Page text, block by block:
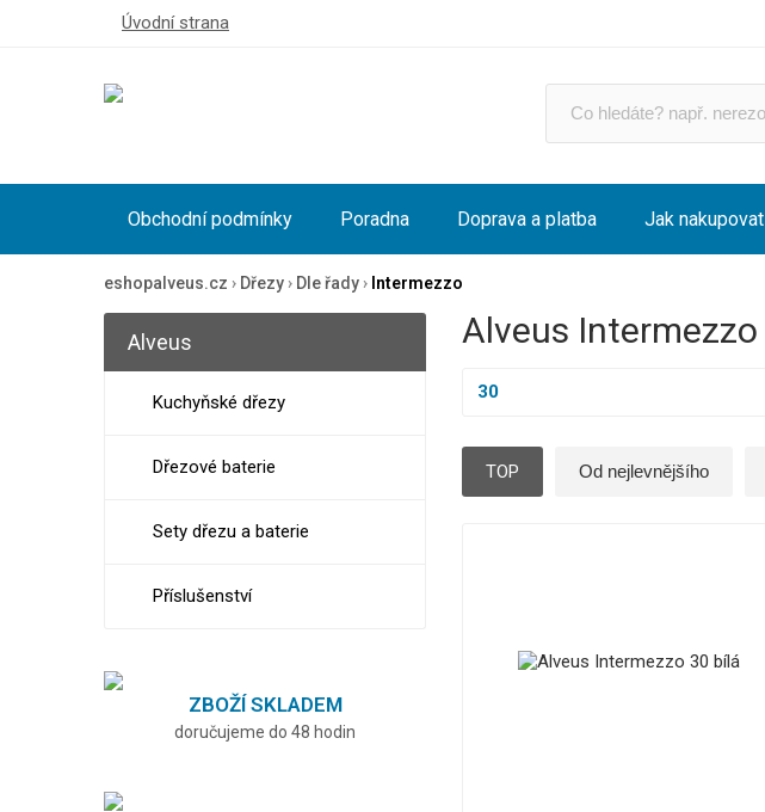
Úvodní strana
Obchodní podmínky Poradna Doprava a platba Jak nakupovat
eshopalveus.cz › Dřezy› Dle řady› Intermezzo
Alveus Intermezzo
30
TOP Od nejlevnějšího
Alveus
Kuchyňské dřezy
Dřezové baterie
Sety dřezu a baterie
Příslušenství
ZBOŽÍ SKLADEM
doručujeme do 48 hodin